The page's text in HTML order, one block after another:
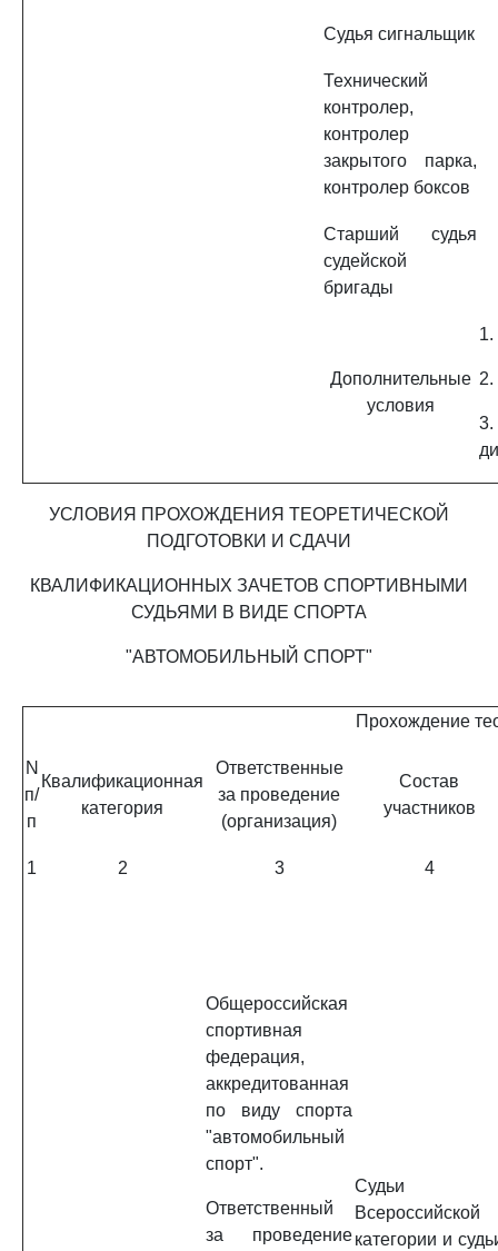
Судья сигнальщик
Технический
контролер,
контролер
закрытого парка,
контролер боксов
Старший судья
судейской
бригады
Дополнительные
условия
1.
2.
3.
УСЛОВИЯ ПРОХОЖДЕНИЯ ТЕОРЕТИЧЕСКОЙ
ПОДГОТОВКИ И СДАЧИ
КВАЛИФИКАЦИОННЫХ ЗАЧЕТОВ СПОРТИВНЫМИ
СУДЬЯМИ В ВИДЕ СПОРТА
"АВТОМОБИЛЬНЫЙ СПОРТ"
Прохождение
N
п/
п
Квалификационная
категория
Ответственные
за проведение
(организация)
Состав
участников
1 2 3 4
Общероссийская
спортивная
федерация,
аккредитованная
по виду спорта
"автомобильный
спорт".
Ответственный
за проведение
Судьи
Всероссийской
категории и